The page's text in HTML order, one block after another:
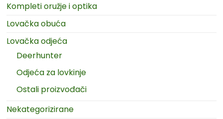
Kompleti oružje i optika
Lovačka obuća
Lovačka odjeća
Deerhunter
Odjeća za lovkinje
Ostali proizvođači
Nekategorizirane